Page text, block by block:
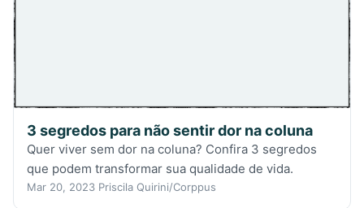
3 segredos para não sentir dor na coluna
Quer viver sem dor na coluna? Confira 3 segredos
que podem transformar sua qualidade de vida.
Mar 20, 2023 Priscila Quirini/Corppus